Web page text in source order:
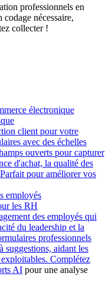
professionnels en
nécessaire,
collecter !
client pour votre
avec des échelles
ouverts pour capturer
d'achat, la qualité des
pour améliorer vos
les RH
des employés qui
du leadership et la
professionnels
suggestions, aidant les
Complétez
AI pour une analyse